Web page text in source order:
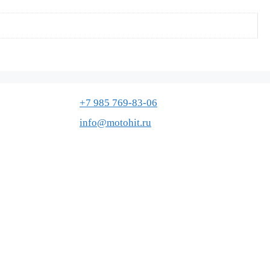
+7 985 769-83-06
info@motohit.ru